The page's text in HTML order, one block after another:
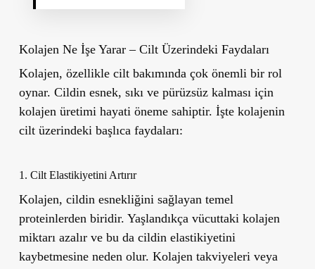
Kolajen Ne İşe Yarar – Cilt Üzerindeki Faydaları
Kolajen, özellikle cilt bakımında çok önemli bir rol
oynar. Cildin esnek, sıkı ve pürüzsüz kalması için
kolajen üretimi hayati öneme sahiptir. İşte kolajenin
cilt üzerindeki başlıca faydaları:
1. Cilt Elastikiyetini Artırır
Kolajen, cildin esnekliğini sağlayan temel
proteinlerden biridir. Yaşlandıkça vücuttaki kolajen
miktarı azalır ve bu da cildin elastikiyetini
kaybetmesine neden olur. Kolajen takviyeleri veya